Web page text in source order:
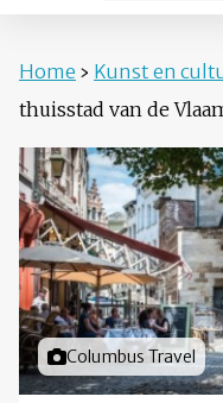
Home › Kunst en
thuisstad van de
Foto door
Columbus Travel